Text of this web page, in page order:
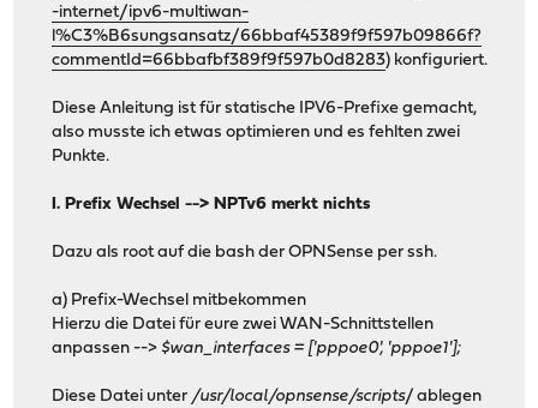
-internet/ipv6-multiwan-
l%C3%B6sungsansatz/66bbaf45389f9f597b09866f?
commentId=66bbafbf389f9f597b0d8283) konfiguriert.
Diese Anleitung ist für statische IPV6-Prefixe gemacht,
also musste ich etwas optimieren und es fehlten zwei
Punkte.
I. Prefix Wechsel --> NPTv6 merkt nichts
Dazu als root auf die bash der OPNSense per ssh.
a) Prefix-Wechsel mitbekommen
Hierzu die Datei für eure zwei WAN-Schnittstellen
anpassen -->$wan_interfaces = ['pppoe0', 'pppoe1'];
Diese Datei unter /usr/local/opnsense/scripts/ ablegen